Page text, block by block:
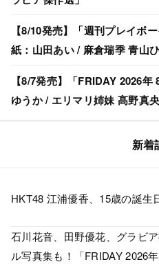
【8/10発売】「週刊プレイボ
紙：山田あい / 麻倉瑞季 青山
【8/7発売】「FRIDAY 2026
ゆうか / エリマリ姉妹 髙野真
新着
HKT48 江浦優香、15歳の誕生
石川花音、田野優花、グラビ
ル写真集も！「FRIDAY 2026